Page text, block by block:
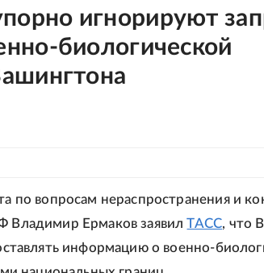
игнорируют
биологической
по вопросам нераспространения и
Ермаков заявилТАСС, что
информацию о военно-